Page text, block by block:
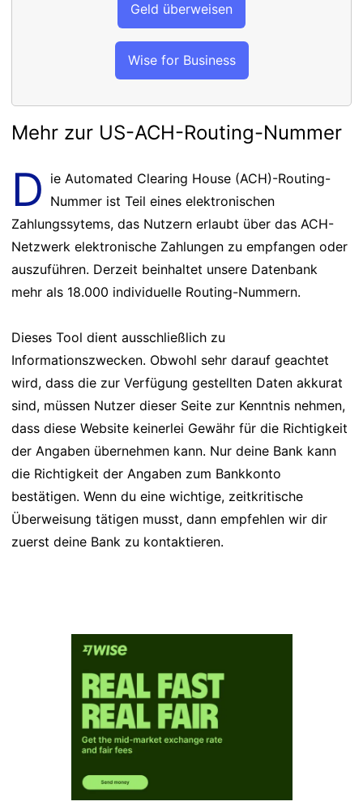
Geld überweisen
Wise for Business
Mehr zur US-ACH-Routing-Nummer
D ie Automated Clearing House (ACH)-Routing-
Nummer ist Teil eines elektronischen
Zahlungssytems, das Nutzern erlaubt über das ACH-
Netzwerk elektronische Zahlungen zu empfangen oder
auszuführen. Derzeit beinhaltet unsere Datenbank
mehr als 18.000 individuelle Routing-Nummern.
Dieses Tool dient ausschließlich zu
Informationszwecken. Obwohl sehr darauf geachtet
wird, dass die zur Verfügung gestellten Daten akkurat
sind, müssen Nutzer dieser Seite zur Kenntnis nehmen,
dass diese Website keinerlei Gewähr für die Richtigkeit
der Angaben übernehmen kann. Nur deine Bank kann
die Richtigkeit der Angaben zum Bankkonto
bestätigen. Wenn du eine wichtige, zeitkritische
Überweisung tätigen musst, dann empfehlen wir dir
zuerst deine Bank zu kontaktieren.